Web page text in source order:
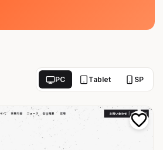
PC Tablet SP